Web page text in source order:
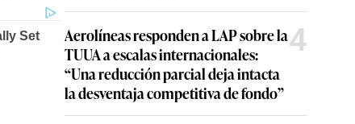
Aerolíneas responden a LAP sobre la
TUUA a escalas internacionales:
“Una reducción parcial deja intacta
la desventaja competitiva de fondo”
4